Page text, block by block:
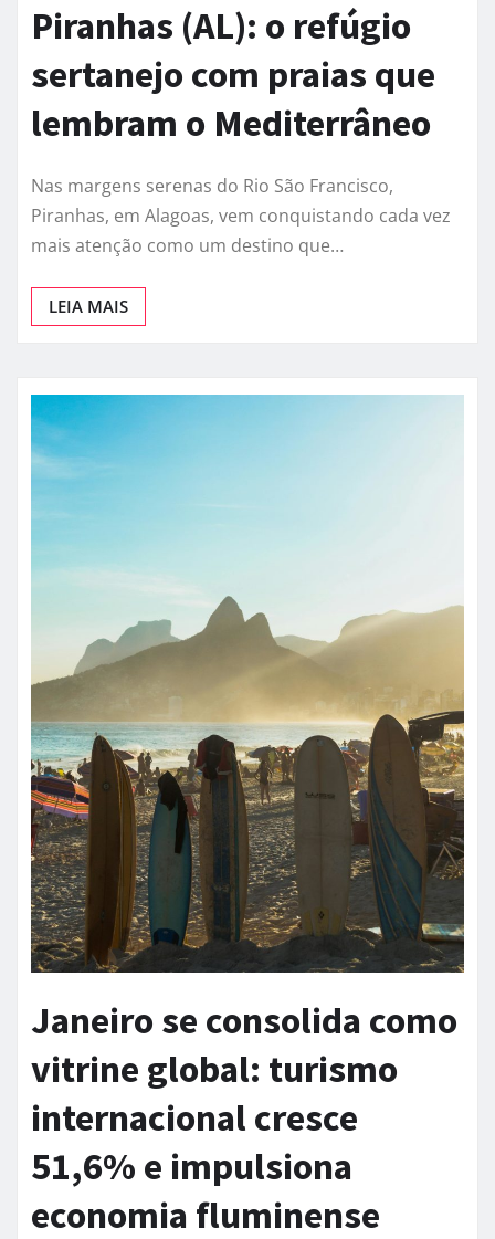
Piranhas (AL): o refúgio
sertanejo com praias que
lembram o Mediterrâneo
Nas margens serenas do Rio São Francisco,
Piranhas, em Alagoas, vem conquistando cada vez
mais atenção como um destino que…
LEIA MAIS
Janeiro se consolida como
vitrine global: turismo
internacional cresce
51,6% e impulsiona
economia fluminense